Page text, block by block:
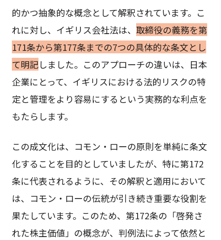
的かつ抽象的な概念として解釈されています。こ
れに対し、イギリス会社法は、 取締役の義務を第
171条から第177条までの7つの具体的な条文とし
て明記しました。このアプローチの違いは、日本
企業にとって、イギリスにおける法的リスクの特
定と管理をより容易にするという実務的な利点を
もたらします。
この成文化は、コモン・ローの原則を単純に条文
化することを目的としていましたが、特に第172
条に代表されるように、その解釈と適用において
は、コモン・ローの伝統が引き続き重要な役割を
果たしています。このため、第172条の「啓発さ
れた株主価値」の概念が、判例法によって依然と